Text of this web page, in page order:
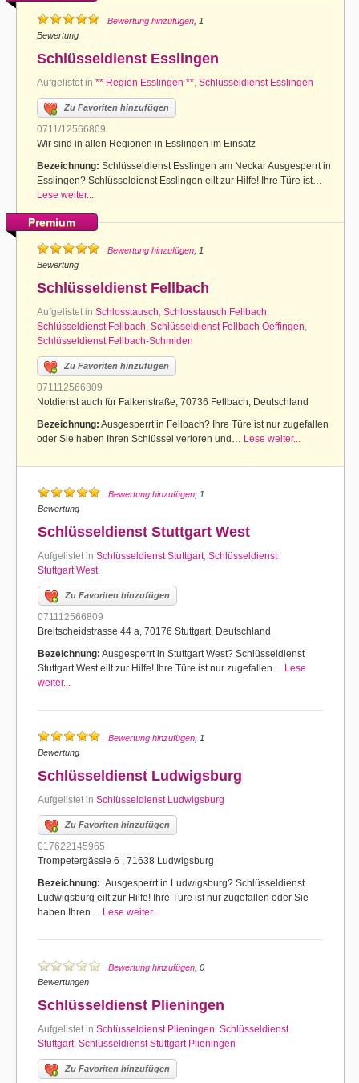
Bewertung hinzufügen , 1
Bewertung
Schlüsseldienst Esslingen
Aufgelistet in ** Region Esslingen **, Schlüsseldienst Esslingen
Zu Favoriten hinzufügen
0711/12566809
Wir sind in allen Regionen in Esslingen im Einsatz
Bezeichnung: Schlüsseldienst Esslingen am Neckar Ausgesperrt in
Esslingen? Schlüsseldienst Esslingen eilt zur Hilfe! Ihre Türe ist…
Lese weiter...
Premium
Bewertung hinzufügen , 1
Bewertung
Schlüsseldienst Fellbach
Aufgelistet in Schlosstausch, Schlosstausch Fellbach,
Schlüsseldienst Fellbach, Schlüsseldienst Fellbach Oeffingen,
Schlüsseldienst Fellbach-Schmiden
Zu Favoriten hinzufügen
071112566809
Notdienst auch für Falkenstraße, 70736 Fellbach, Deutschland
Bezeichnung: Ausgesperrt in Fellbach? Ihre Türe ist nur zugefallen
oder Sie haben Ihren Schlüssel verloren und… Lese weiter...
Bewertung hinzufügen , 1
Bewertung
Schlüsseldienst Stuttgart West
Aufgelistet in Schlüsseldienst Stuttgart, Schlüsseldienst
Stuttgart West
Zu Favoriten hinzufügen
071112566809
Breitscheidstrasse 44 a, 70176 Stuttgart, Deutschland
Bezeichnung: Ausgesperrt in Stuttgart West? Schlüsseldienst
Stuttgart West eilt zur Hilfe! Ihre Türe ist nur zugefallen… Lese
weiter...
Bewertung hinzufügen , 1
Bewertung
Schlüsseldienst Ludwigsburg
Aufgelistet in Schlüsseldienst Ludwigsburg
Zu Favoriten hinzufügen
017622145965
Trompetergässle 6 , 71638 Ludwigsburg
Bezeichnung: Ausgesperrt in Ludwigsburg? Schlüsseldienst
Ludwigsburg eilt zur Hilfe! Ihre Türe ist nur zugefallen oder Sie
haben Ihren… Lese weiter...
Bewertung hinzufügen , 0
Bewertungen
Schlüsseldienst Plieningen
Aufgelistet in Schlüsseldienst Plieningen, Schlüsseldienst
Stuttgart, Schlüsseldienst Stuttgart Plieningen
Zu Favoriten hinzufügen